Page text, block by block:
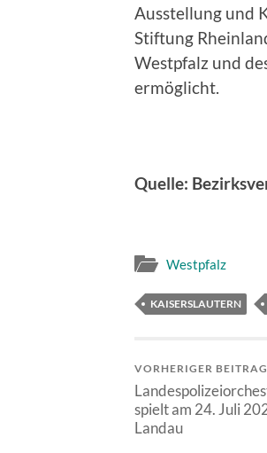
Ausstellung und
Stiftung
Westpfalz und
ermöglicht.
Quelle:
Westpfalz
KAISERSLAUTERN
VORHERIGER BEITRAG
spielt am 24. Juli
Landau